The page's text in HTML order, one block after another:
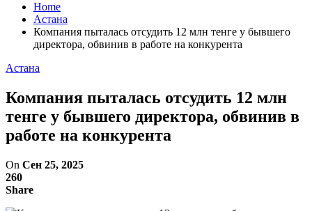
Home
Астана
Компания пыталась отсудить 12 млн тенге у бывшего
директора, обвинив в работе на конкурента
Астана
Компания пыталась отсудить 12 млн
тенге у бывшего директора, обвинив в
работе на конкурента
On Сен 25, 2025
260
Share